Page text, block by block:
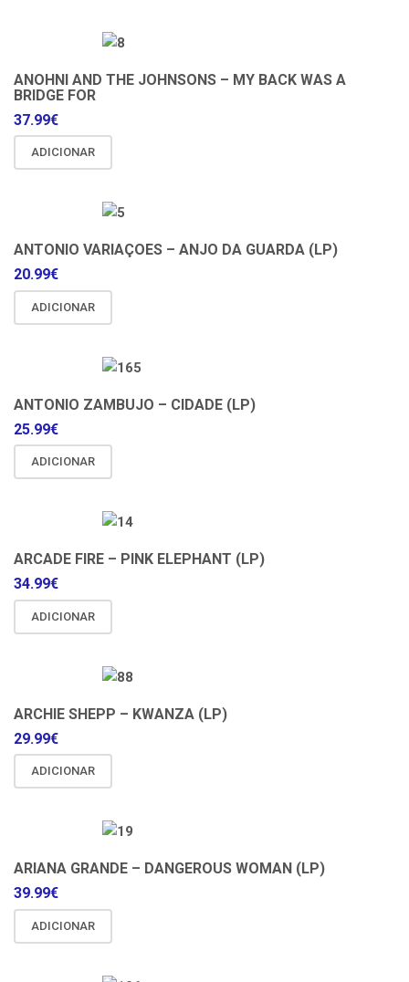
ANOHNI AND THE JOHNSONS – MY BACK WAS A
BRIDGE FOR
37.99€
ADICIONAR
ANTONIO VARIAÇOES – ANJO DA GUARDA (LP)
20.99€
ADICIONAR
ANTONIO ZAMBUJO – CIDADE (LP)
25.99€
ADICIONAR
ARCADE FIRE – PINK ELEPHANT (LP)
34.99€
ADICIONAR
ARCHIE SHEPP – KWANZA (LP)
29.99€
ADICIONAR
ARIANA GRANDE – DANGEROUS WOMAN (LP)
39.99€
ADICIONAR